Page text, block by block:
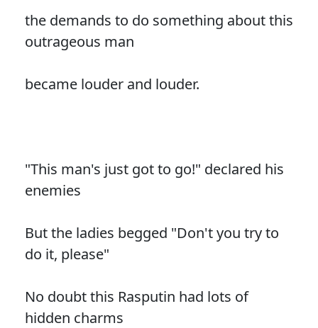
the demands to do something about this
outrageous man
became louder and louder.
"This man's just got to go!" declared his
enemies
But the ladies begged "Don't you try to
do it, please"
No doubt this Rasputin had lots of
hidden charms